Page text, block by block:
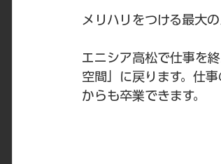
メリハリをつける最大
エニシア高松で仕事を
空間」に戻ります。仕
からも卒業できます。